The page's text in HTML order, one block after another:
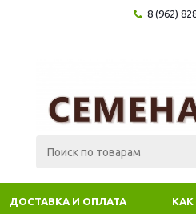
8 (962)
ДОСТАВКА И ОПЛАТА КАК